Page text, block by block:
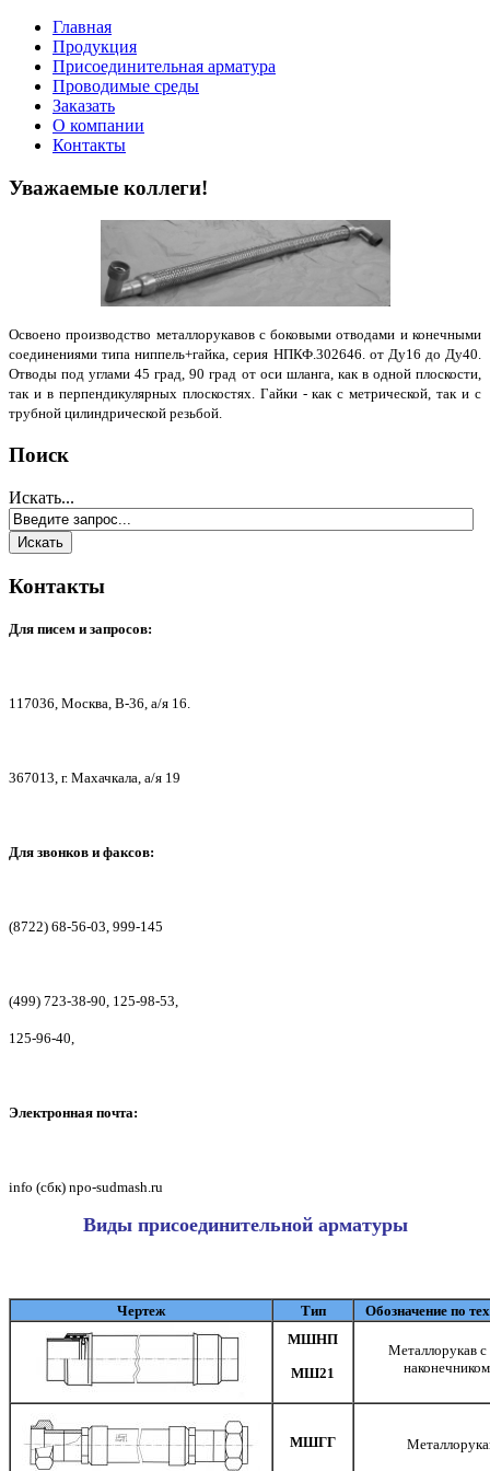
Главная
Продукция
Присоединительная арматура
Проводимые среды
Заказать
О компании
Контакты
Уважаемые коллеги!
Освоено производство металлорукавов с боковыми отводами и конечными
соединениями типа ниппель+гайка, серия НПКФ.302646. от Ду16 до Ду40.
Отводы под углами 45 град, 90 град от оси шланга, как в одной плоскости,
так и в перпендикулярных плоскостях. Гайки - как с метрической, так и с
трубной цилиндрической резьбой.
Поиск
Искать...
Контакты
Для писем и запросов:
117036, Москва, В-36, а/я 16.
367013, г. Махачкала, а/я 19
Для звонков и факсов:
(8722) 68-56-03, 999-145
(499) 723-38-90, 125-98-53,
125-96-40,
Электронная почта:
info (сбк) npo-sudmash.ru
Виды присоединительной арматуры
Чертеж Тип
Обозначение по
МШНП
МШ21
Металлорукав с
МШГГ